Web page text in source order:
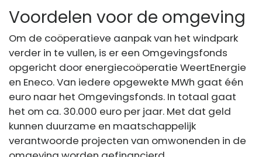
Voordelen voor de omgeving
Om de coöperatieve aanpak van het windpark
verder in te vullen, is er een Omgevingsfonds
opgericht door energiecoöperatie WeertEnergie
en Eneco. Van iedere opgewekte MWh gaat één
euro naar het Omgevingsfonds. In totaal gaat
het om ca. 30.000 euro per jaar. Met dat geld
kunnen duurzame en maatschappelijk
verantwoorde projecten van omwonenden in de